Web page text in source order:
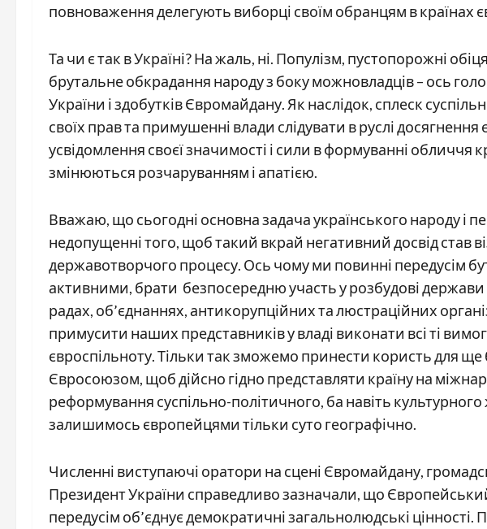
повноваження делегують виборці своїм обранцям в країнах
Та чи є так в Україні? На жаль, ні. Популізм, пустопорожні
брутальне обкрадання народу з боку можновладців – ось
України і здобутків Євромайдану. Як наслідок, сплеск
своїх прав та примушенні влади слідувати в руслі
усвідомлення своєї значимості і сили в формуванні обличчя
змінюються розчаруванням і апатією.
Вважаю, що сьогодні основна задача українського народу і
недопущенні того, щоб такий вкрай негативний досвід став
державотворчого процесу. Ось чому ми повинні передусім
активними, брати безпосередню участь у розбудові
радах, об’єднаннях, антикорупційних та люстраційних
примусити наших представників у владі виконати всі ті
євроспільноту. Тільки так зможемо принести користь для ще
Євросоюзом, щоб дійсно гідно представляти країну на
реформування суспільно-політичного, ба навіть культурного
залишимось європейцями тільки суто географічно.
Численні виступаючі оратори на сцені Євромайдану,
Президент України справедливо зазначали, що
передусім об’єднує демократичні загальнолюдські цінності.